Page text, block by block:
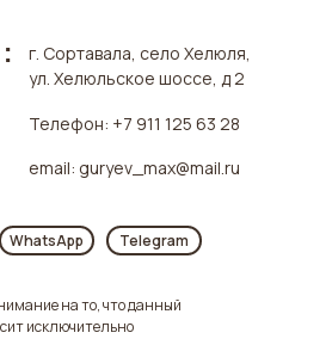
Телефон: +7 911 125 63 28
email: guryev_max@mail.ru
WhatsApp Telegram
г. Сортавала, село Хелюля,
ул. Хелюльское шоссе, д 2
на то, что данный
исключительно